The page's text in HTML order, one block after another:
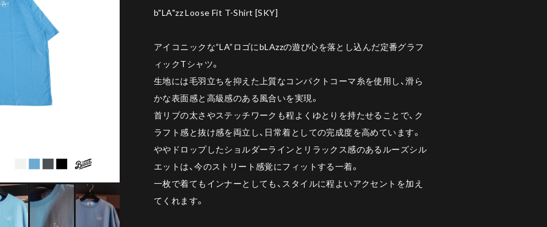
b"LA"zz Loose Fit T-Shirt [SKY]
アイコニックな“LA”ロゴにbLAzzの遊び心を落とし込んだ定番グラフ
ィックTシャツ。
生地には毛羽立ちを抑えた上質なコンパクトコーマ糸を使用し、滑ら
かな表面感と高級感のある風合いを実現。
首リブの太さやステッチワークも程よくゆとりを持たせることで、ク
ラフト感と抜け感を両立し、日常着としての完成度を高めています。
ややドロップしたショルダーラインとリラックス感のあるルーズシル
エットは、今のストリート感覚にフィットする一着。
一枚で着てもインナーとしても、スタイルに程よいアクセントを加え
てくれます。